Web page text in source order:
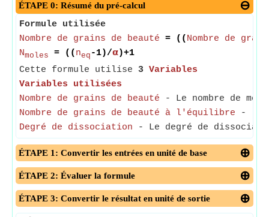
ÉTAPE 0: Résumé du pré-calcul
Formule utilisée
Nombre de grains de beauté = (( Nombre de
Nmoles = (( neq -1)/𝝰)+1
Cette formule utilise 3 Variables
Variables utilisées
Nombre de grains de beauté - Le nombre de
Nombre de grains de beauté à l'équilibre -
Degré de dissociation - Le degré de
ÉTAPE 1: Convertir les entrées en unité de base
ÉTAPE 2: Évaluer la formule
ÉTAPE 3: Convertir le résultat en unité de sortie